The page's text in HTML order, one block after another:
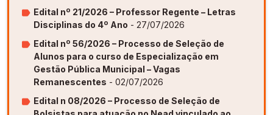
Edital nº 21/2026 – Professor Regente – Letras
Disciplinas do 4º Ano - 27/07/2026
Edital nº 56/2026 – Processo de Seleção de
Alunos para o curso de Especialização em
Gestão Pública Municipal – Vagas
Remanescentes - 02/07/2026
Edital n 08/2026 – Processo de Seleção de